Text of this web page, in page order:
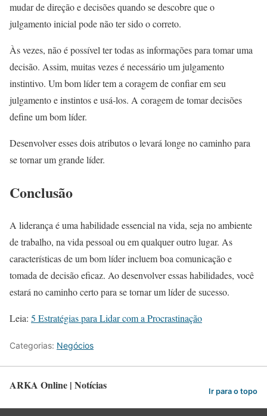
mudar de direção e decisões quando se descobre que o
julgamento inicial pode não ter sido o correto.
Às vezes, não é possível ter todas as informações para tomar uma
decisão. Assim, muitas vezes é necessário um julgamento
instintivo. Um bom líder tem a coragem de confiar em seu
julgamento e instintos e usá-los. A coragem de tomar decisões
define um bom líder.
Desenvolver esses dois atributos o levará longe no caminho para
se tornar um grande líder.
Conclusão
A liderança é uma habilidade essencial na vida, seja no ambiente
de trabalho, na vida pessoal ou em qualquer outro lugar. As
características de um bom líder incluem boa comunicação e
tomada de decisão eficaz. Ao desenvolver essas habilidades, você
estará no caminho certo para se tornar um líder de sucesso.
Leia: 5 Estratégias para Lidar com a Procrastinação
Categorias: Negócios
ARKA Online | Notícias Ir para o topo